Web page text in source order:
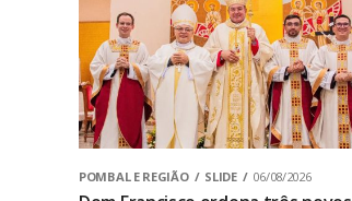
POMBAL E REGIÃO SLIDE 06/08/2026